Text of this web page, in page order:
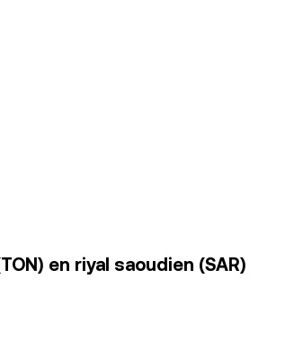
en riyal saoudien (SAR)